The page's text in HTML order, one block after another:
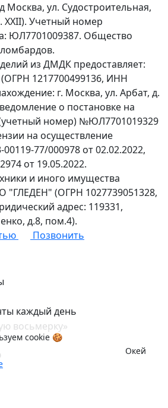
Москва, ул. Судостроительная,
Учетный номер
ЮЛ7701009387. Общество
из ДМДК предоставляет:
1217700499136, ИНН
г. Москва, ул. Арбат, д.
о постановке на
номер) №ЮЛ7701019329
на осуществление
77/000978 от 02.02.2022,
от 19.05.2022.
и иного имущества
"ГЛЕДЕН" (ОГРН 1027739051328,
адрес: 119331,
д.8, пом.4).
Позвонить
cookie 🍪
Окей